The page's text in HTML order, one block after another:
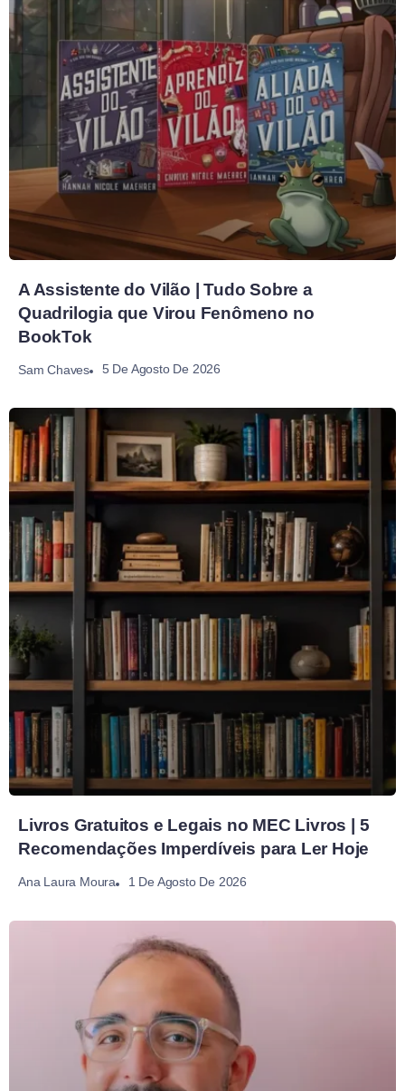
A Assistente do Vilão | Tudo Sobre a
Quadrilogia que Virou Fenômeno no
BookTok
Sam Chaves 5 De Agosto De 2026
Livros Gratuitos e Legais no MEC Livros | 5
Recomendações Imperdíveis para Ler Hoje
Ana Laura Moura 1 De Agosto De 2026